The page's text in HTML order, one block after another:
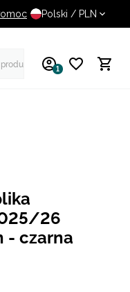
UWAGA NA FAŁSZYWE
Polski / PLN
1
26
- czarna